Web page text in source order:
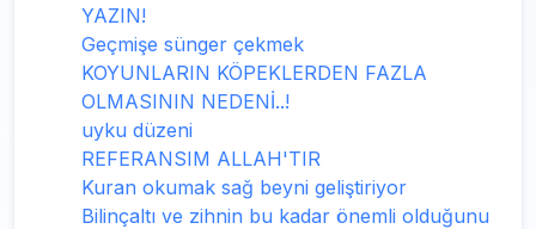
YAZIN!
Geçmişe sünger çekmek
KOYUNLARIN KÖPEKLERDEN FAZLA
OLMASININ NEDENİ..!
uyku düzeni
REFERANSIM ALLAH'TIR
Kuran okumak sağ beyni geliştiriyor
Bilinçaltı ve zihnin bu kadar önemli olduğunu